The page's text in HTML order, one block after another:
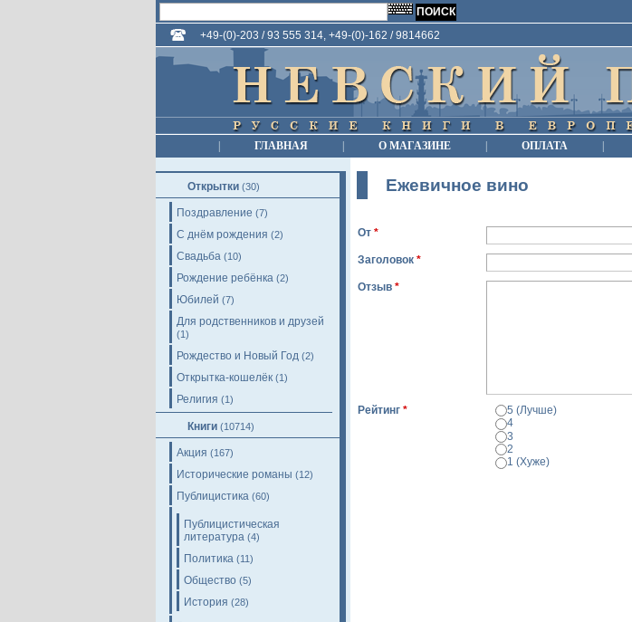
+49-(0)-203 / 93 555 314, +49-(0)-162 / 9814662
ГЛАВНАЯ О МАГАЗИНЕ ОПЛАТА
Открытки (30)
Поздравление (7)
С днём рождения (2)
Свадьба (10)
Рождение ребёнка (2)
Юбилей (7)
Для родственников и друзей
(1)
Рождество и Новый Год (2)
Открытка-кошелёк (1)
Религия (1)
Книги (10714)
Акция (167)
Исторические романы (12)
Публицистика (60)
Публицистическая
литература (4)
Политика (11)
Общество (5)
История (28)
Ежевичное вино
От *
Заголовок *
Отзыв *
Рейтинг *
5 (Лучше)
4
3
2
1 (Хуже)